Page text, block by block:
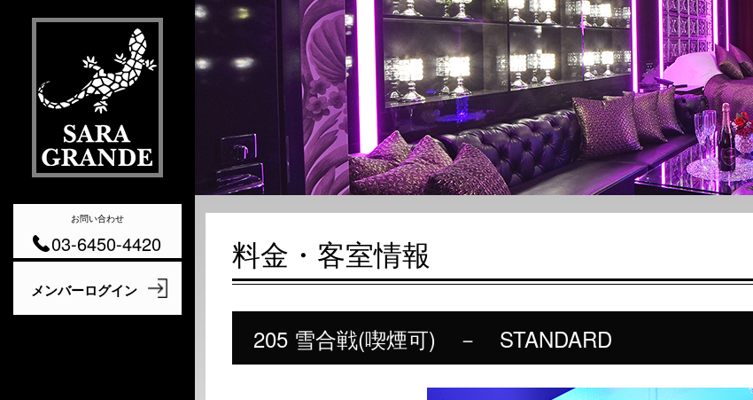
お問い合わせ
03-6450-4420 料金・客室情報
205 雪合戦(喫煙可) － STANDARD